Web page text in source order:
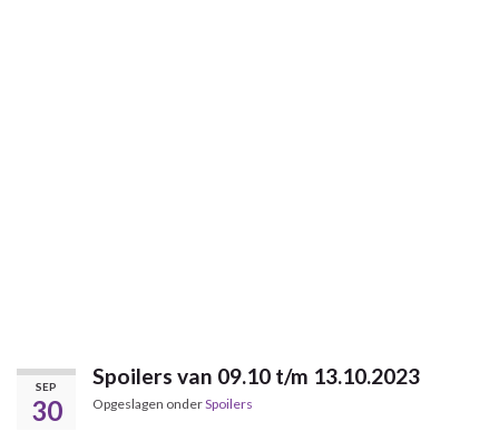
SEP
30
Spoilers van 09.10 t/m 13.10.2023
Opgeslagen onderSpoilers